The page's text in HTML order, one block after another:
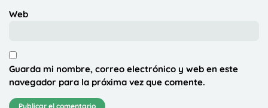
Web
Guarda mi nombre, correo electrónico y web en este
navegador para la próxima vez que comente.